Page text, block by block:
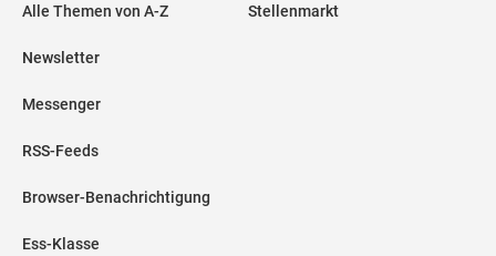
Alle Themen von A-Z
Newsletter
Messenger
RSS-Feeds
Browser-Benachrichtigung
Ess-Klasse
Stellenmarkt